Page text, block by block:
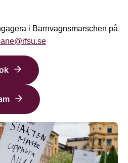
i Barnvagnsmarschen på